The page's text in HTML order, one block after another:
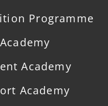
Programme
Academy
Academy